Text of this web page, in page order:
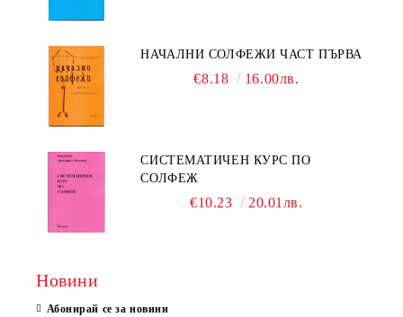
НАЧАЛНИ СОЛФЕЖИ ЧАСТ ПЪРВА
€8.18 16.00лв.
СИСТЕМАТИЧЕН КУРС ПО
СОЛФЕЖ
€10.23 20.01лв.
Новини
Абонирай се за новини